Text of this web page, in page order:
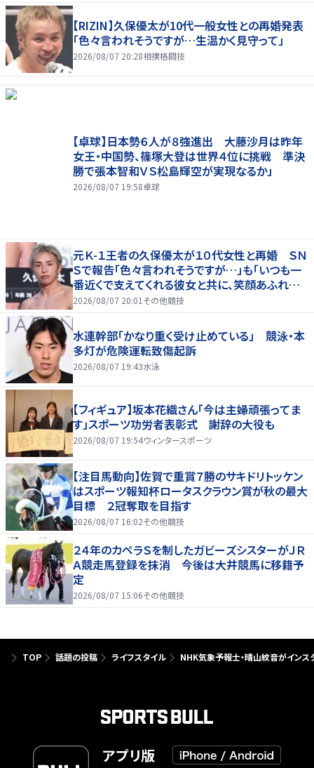
【RIZIN】久保優太が10代一般女性との再婚発表
「色々言われそうですが…生温かく見守って」
2026/08/07 20:28相撲格闘技
【卓球】日本勢６人が８強進出 大藤沙月は昨年
女王・中国勢、篠塚大登は世界４位に挑戦 準決
勝で張本智和ＶＳ松島輝空が実現なるか」
2026/08/07 19:58卓球
元Ｋ-１王者の久保優太が１０代女性と再婚 ＳＮ
Ｓで報告「色々言われそうですが…」も「いつも一
番近くで支えてくれる彼女と共に、笑顔あふれる
家庭を築いていきたい」
2026/08/07 20:01 その他競技
水連幹部「かなり重く受け止めている」 競泳・本
多灯が危険運転致傷起訴
2026/08/07 19:43水泳
【フィギュア】坂本花織さん「今は主婦頑張ってま
す」スポーツ功労者表彰式 謝辞の大役も
2026/08/07 19:54ウィンタースポーツ
【注目馬動向】佐賀で重賞７勝のサキドリトッケン
はスポーツ報知杯ロータスクラウン賞が秋の最大
目標 ２冠奪取を目指す
2026/08/07 16:02その他競技
２４年のカペラＳを制したガビーズシスターがＪＲ
Ａ競走馬登録を抹消 今後は大井競馬に移籍予
定
2026/08/07 15:06その他競技
TOP 話題の投稿 ライフスタイル NHK気象予報士・晴山紋音がインス
アプリ版